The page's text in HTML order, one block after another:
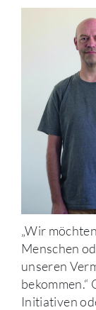
„Wir
Menschen
unseren
Initiativen